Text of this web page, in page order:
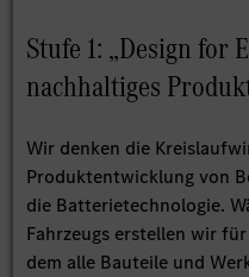
Stufe 1: „Design for
nachhaltiges
Wir denken die
Produktentwicklung von
die Batterietechnologie.
Fahrzeugs erstellen wir
dem alle Bauteile und